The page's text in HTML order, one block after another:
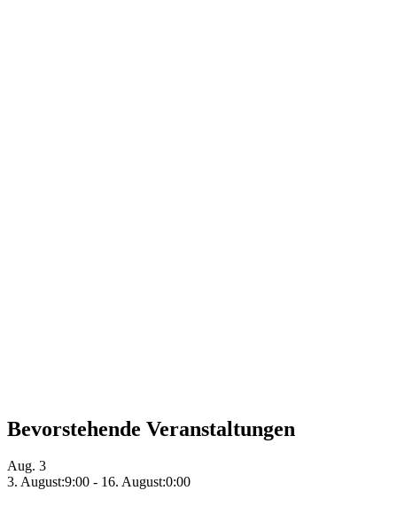
Bevorstehende Veranstaltungen
Aug. 3
3. August:9:00 - 16. August:0:00